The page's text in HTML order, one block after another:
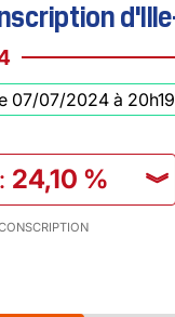
07/07/2024 à 20h19
: 24,10 % ︾